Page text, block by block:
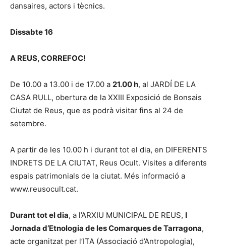
dansaires, actors i tècnics.
Dissabte 16
A REUS, CORREFOC!
De 10.00 a 13.00 i de 17.00 a 21.00 h, al JARDÍ DE LA
CASA RULL, obertura de la XXIII Exposició de Bonsais
Ciutat de Reus, que es podrà visitar fins al 24 de
setembre.
A partir de les 10.00 h i durant tot el dia, en DIFERENTS
INDRETS DE LA CIUTAT, Reus Ocult. Visites a diferents
espais patrimonials de la ciutat. Més informació a
www.reusocult.cat.
Durant tot el dia, a l’ARXIU MUNICIPAL DE REUS, I
Jornada d’Etnologia de les Comarques de Tarragona,
acte organitzat per l’ITA (Associació d’Antropologia),